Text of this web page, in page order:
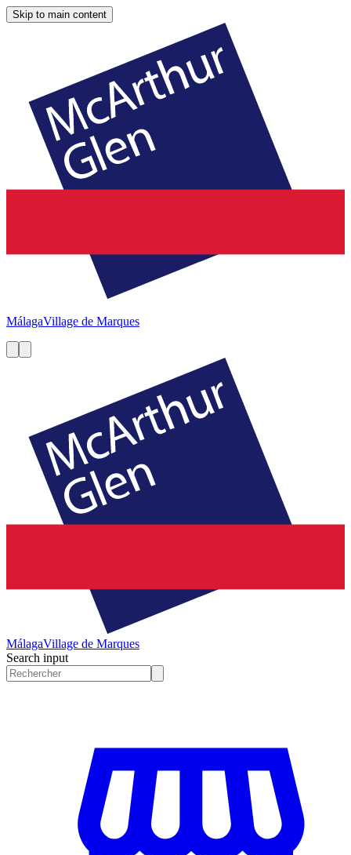
Skip to main content
MálagaVillage de Marques
MálagaVillage de Marques
Search input